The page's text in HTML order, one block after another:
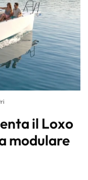
il Loxo
modulare